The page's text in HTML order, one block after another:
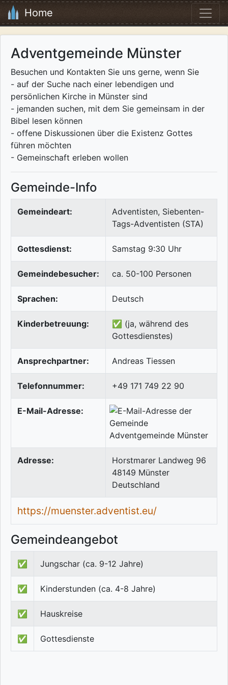
Home
Adventgemeinde Münster
Besuchen und Kontakten Sie uns gerne, wenn Sie
- auf der Suche nach einer lebendigen und
persönlichen Kirche in Münster sind
- jemanden suchen, mit dem Sie gemeinsam in der
Bibel lesen können
- offene Diskussionen über die Existenz Gottes
führen möchten
- Gemeinschaft erleben wollen
Gemeinde-Info
Gemeindeart:
Adventisten, Siebenten-
Tags-Adventisten (STA)
Gottesdienst: Samstag 9:30 Uhr
Gemeindebesucher: ca. 50-100 Personen
Sprachen: Deutsch
Kinderbetreuung:
✅ (ja, während des
Gottesdienstes)
Ansprechpartner: Andreas Tiessen
Telefonnummer: +49 171 749 22 90
E-Mail-Adresse:
Adresse:
Horstmarer Landweg 96
48149 Münster
Deutschland
https://muenster.adventist.eu/
Gemeindeangebot
✅ Jungschar (ca. 9-12 Jahre)
✅ Kinderstunden (ca. 4-8 Jahre)
✅ Hauskreise
✅ Gottesdienste